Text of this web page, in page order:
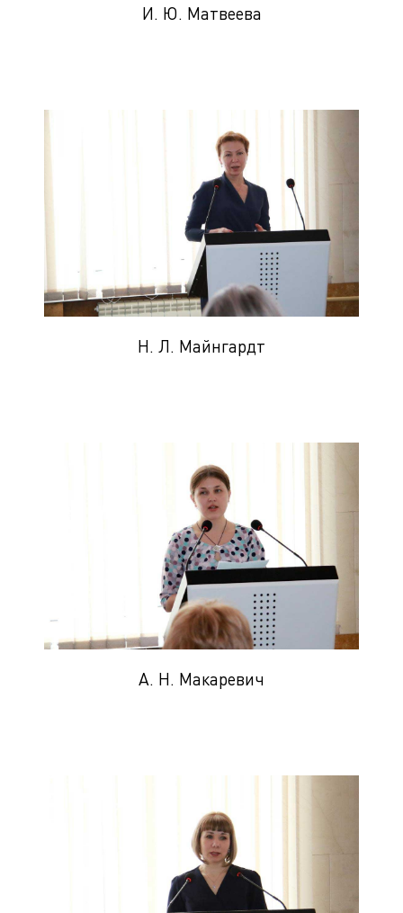
И. Ю. Матвеева
Н. Л. Майнгардт
А. Н. Макаревич